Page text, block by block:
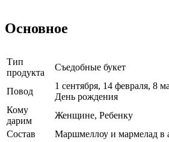
Основное
Тип
продукта
Съедобные букет
Повод
1 сентября, 14 февраля, 8
День рождения
Кому
дарим
Женщине, Ребенку
Cостав
Маршмеллоу и мармелад в